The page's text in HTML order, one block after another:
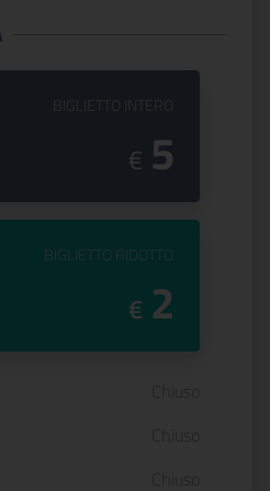
€ 5
PREZZO DEL
BIGLIETTO RIDOTTO
€ 2